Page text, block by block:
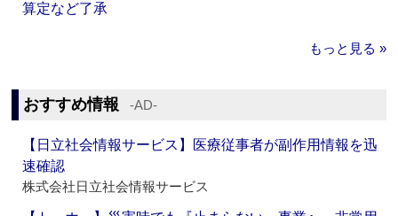
算定など了承
もっと見る »
おすすめ情報 ‐AD‐
【日立社会情報サービス】医療従事者が副作用情報を迅
速確認
株式会社日立社会情報サービス